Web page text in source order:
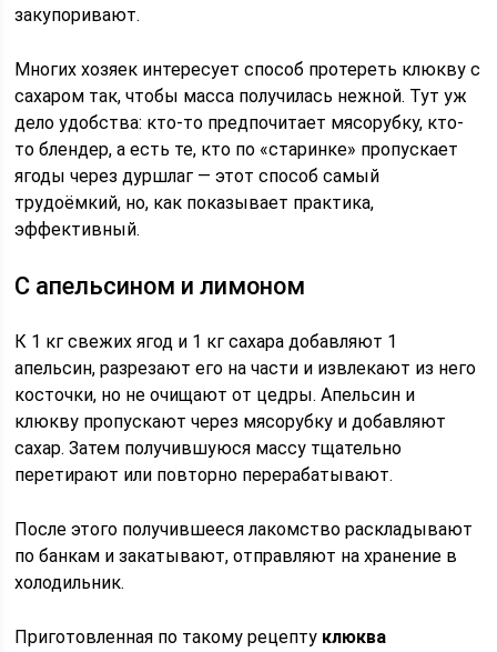
закупоривают.
Многих хозяек интересует способ протереть клюкву с
сахаром так, чтобы масса получилась нежной. Тут уж
дело удобства: кто-то предпочитает мясорубку, кто-
то блендер, а есть те, кто по «старинке» пропускает
ягоды через дуршлаг — этот способ самый
трудоёмкий, но, как показывает практика,
эффективный.
С апельсином и лимоном
К 1 кг свежих ягод и 1 кг сахара добавляют 1
апельсин, разрезают его на части и извлекают из него
косточки, но не очищают от цедры. Апельсин и
клюкву пропускают через мясорубку и добавляют
сахар. Затем получившуюся массу тщательно
перетирают или повторно перерабатывают.
После этого получившееся лакомство раскладывают
по банкам и закатывают, отправляют на хранение в
холодильник.
Приготовленная по такому рецепту клюква